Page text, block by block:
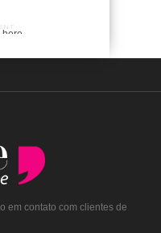
here
em contato com clientes de